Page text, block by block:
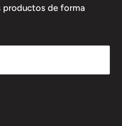
productos de forma